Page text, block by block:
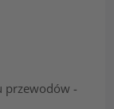
przewodów -